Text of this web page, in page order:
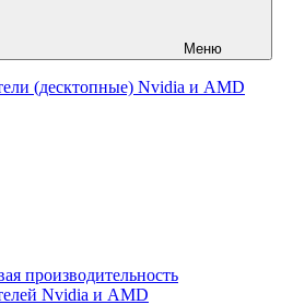
Меню
(десктопные) Nvidia и AMD
производительность
Nvidia и AMD